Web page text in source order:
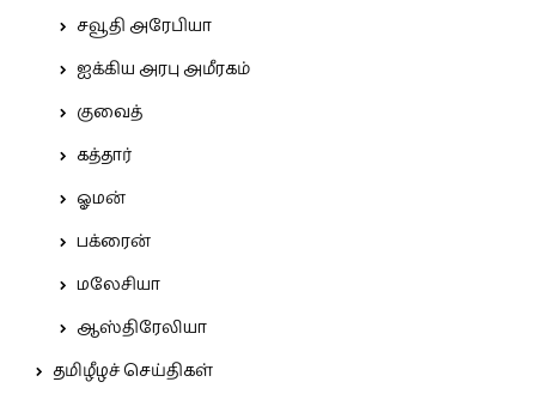
சவூதி அரேபியா
ஐக்கிய அரபு அமீரகம்
குவைத்
கத்தார்
ஓமன்
பக்ரைன்
மலேசியா
ஆஸ்திரேலியா
தமிழீழச் செய்திகள்